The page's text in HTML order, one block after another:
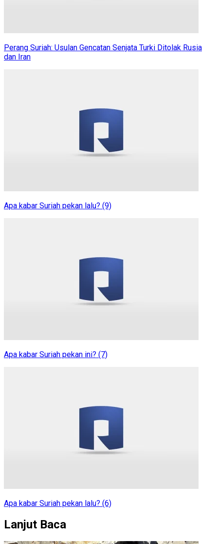
Perang Suriah: Usulan Gencatan Senjata Turki Ditolak Rusia
dan Iran
Apa kabar Suriah pekan lalu? (9)
Apa kabar Suriah pekan ini? (7)
Apa kabar Suriah pekan lalu? (6)
Lanjut Baca